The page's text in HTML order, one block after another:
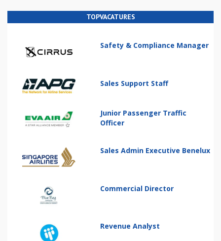
TOPVACATURES
Safety & Compliance Manager
Sales Support Staff
Junior Passenger Traffic
Officer
Sales Admin Executive Benelux
Commercial Director
Revenue Analyst